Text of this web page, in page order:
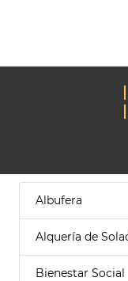
Albufera
Alquería de
Bienestar Social